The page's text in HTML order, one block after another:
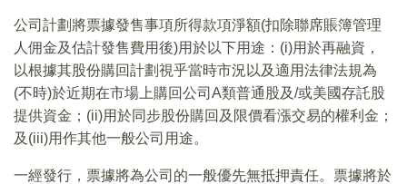
公司計劃將票據發售事項所得款項淨額(扣除聯席賬簿管理
人佣金及估計發售費用後)用於以下用途：(i)用於再融資，
以根據其股份購回計劃視乎當時市況以及適用法律法規為
(不時)於近期在市場上購回公司A類普通股及/或美國存託股
提供資金；(ii)用於同步股份購回及限價看漲交易的權利金；
及(iii)用作其他一般公司用途。
一經發行，票據將為公司的一般優先無抵押責任。票據將於